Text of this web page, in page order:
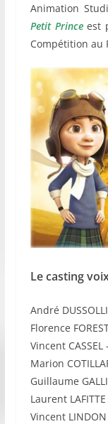
Animation
Petit Princeest
Compétition au
Le casting
André
Florence
Vincent CASSEL
Marion
Guillaume
Laurent
Vincent